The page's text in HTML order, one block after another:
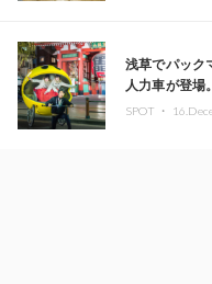
浅草でパック
人力車が登場。
SPOT ・